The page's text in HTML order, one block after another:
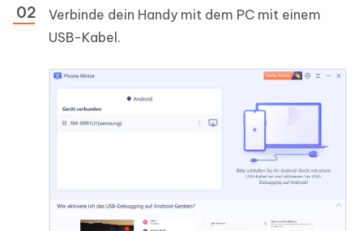
Verbinde dein Handy mit dem PC mit einem
USB-Kabel.